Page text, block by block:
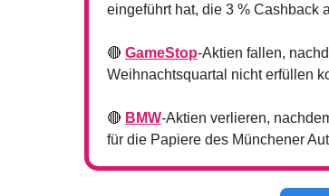
eingeführt hat, die 3 % Cashback
🔴 GameStop-Aktien fallen,
Weihnachtsquartal nicht erfüllen
🔴 BMW-Aktien verlieren,
für die Papiere des Münchener